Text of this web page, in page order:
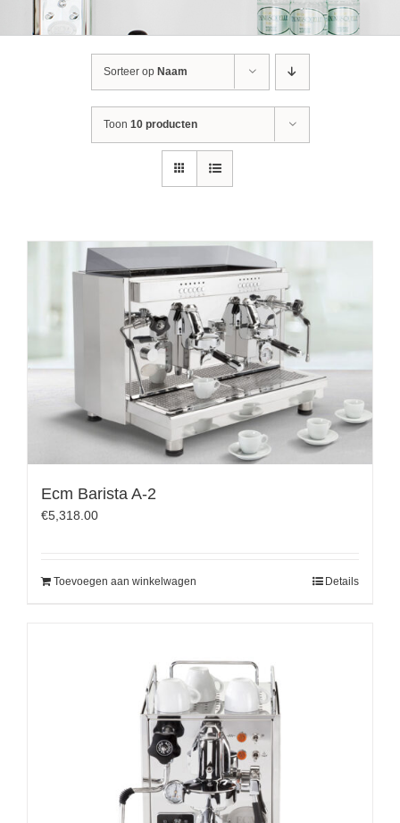
Sorteer op Naam
Toon 10 producten
Ecm Barista A-2
€5,318.00
Toevoegen aan winkelwagen Details